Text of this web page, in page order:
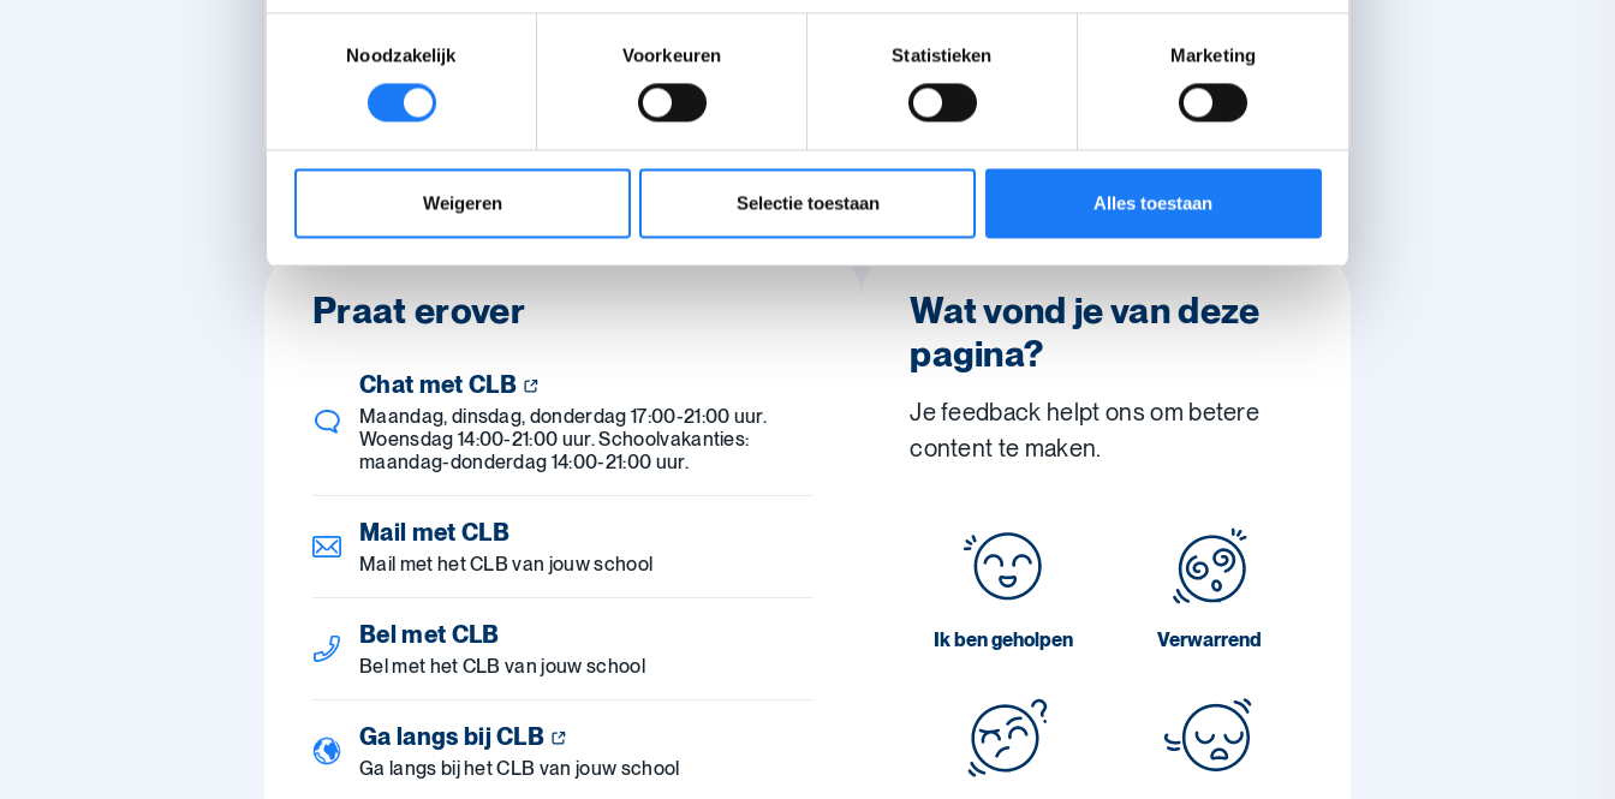
Noodzakelijk
Voorkeuren Statistieken Marketing
Weigeren Selectie toestaan Alles toestaan
Print dit artikel
Praat erover
Chat met CLB
Maandag, dinsdag, donderdag 17:00-21:00 uur.
Woensdag 14:00-21:00 uur. Schoolvakanties:
maandag-donderdag 14:00-21:00 uur.
Mail met CLB
Mail met het CLB van jouw school
Bel met CLB
Bel met het CLB van jouw school
Ga langs bij CLB
Ga langs bij het CLB van jouw school
Wat vond je van deze
pagina?
Je feedback helpt ons om betere
content te maken.
Ik ben geholpen Verwarrend